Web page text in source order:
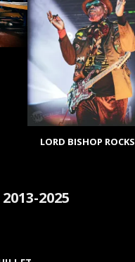
LORD BISHOP ROCKS
2025